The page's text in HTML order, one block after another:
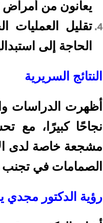
يعانون من
تقليل العمليات
الحاجة إلى
النتائج السريرية
أظهرت الدراسات
نجاحًا كبيرًا، مع
مشجعة خاصة لدى
الصمامات في تجنب
رؤية الدكتور مجدي